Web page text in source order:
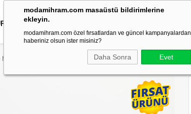
modamihram.com masaüstü bildirimlerine
ekleyin.
modamihram.com özel fırsatlardan ve güncel kampanyalardan
haberiniz olsun ister misiniz?
Daha Sonra Evet
DIŞ GİYİM
9027-2